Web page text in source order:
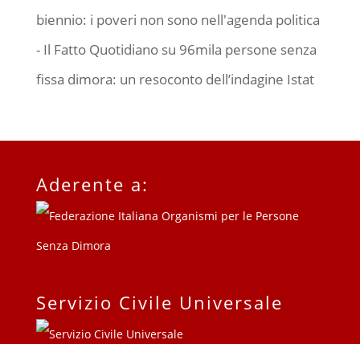
biennio: i poveri non sono nell'agenda politica
- Il Fatto Quotidianosu 96mila persone senza
fissa dimora: un resoconto dell’indagine Istat
Aderente a:
Servizio Civile Universale